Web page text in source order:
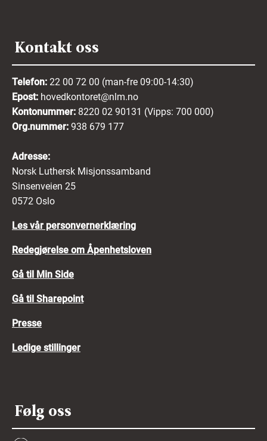
Kontakt oss
Telefon: 22 00 72 00 (man-fre 09:00-14:30)
Epost: hovedkontoret@nlm.no
Kontonummer: 8220 02 90131 (Vipps: 700 000)
Org.nummer: 938 679 177
Adresse:
Norsk Luthersk Misjonssamband
Sinsenveien 25
0572 Oslo
Les vår personvernerklæring
Redegjørelse om Åpenhetsloven
Gå til Min Side
Gå til Sharepoint
Presse
Ledige stillinger
Følg oss